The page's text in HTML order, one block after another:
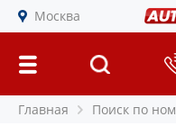
Москва
Главная Поиск по